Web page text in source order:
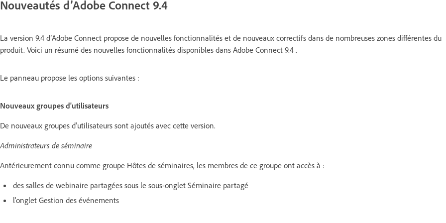
Nouveautés d’Adobe Connect 9.4
La version 9.4 d’Adobe Connect propose de nouvelles fonctionnalités et de nouveaux correctifs dans de nombreuses zones différentes du
produit. Voici un résumé des nouvelles fonctionnalités disponibles dans Adobe Connect 9.4 .
Le panneau propose les options suivantes :
Nouveaux groupes d'utilisateurs
De nouveaux groupes d'utilisateurs sont ajoutés avec cette version.
Administrateurs de séminaire
Antérieurement connu comme groupe Hôtes de séminaires, les membres de ce groupe ont accès à :
des salles de webinaire partagées sous le sous-onglet Séminaire partagé
l'onglet Gestion des événements